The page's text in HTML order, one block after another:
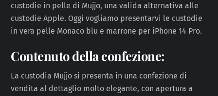
custodie in pelle di Mujjo, una valida alternativa alle
custodie Apple. Oggi vogliamo presentarvi le custodie
in vera pelle Monaco blu e marrone per iPhone 14 Pro.
Contenuto della confezione:
La custodia Mujjo si presenta in una confezione di
vendita al dettaglio molto elegante, con apertura a